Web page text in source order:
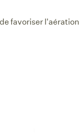
favoriser l'aération